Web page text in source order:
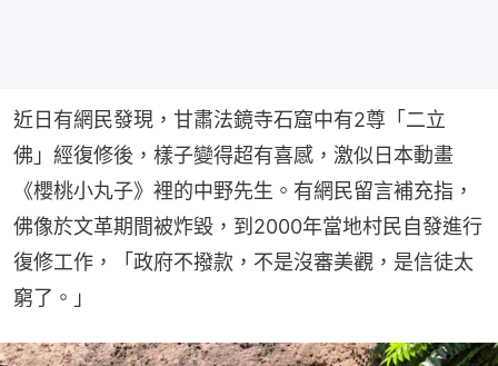
近日有網民發現，甘肅法鏡寺石窟中有2尊「二立
佛」經復修後，樣子變得超有喜感，激似日本動畫
《櫻桃小丸子》裡的中野先生。有網民留言補充指，
佛像於文革期間被炸毀，到2000年當地村民自發進行
復修工作，「政府不撥款，不是沒審美觀，是信徒太
窮了。」